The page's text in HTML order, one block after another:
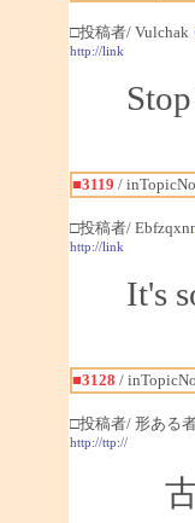
□投稿者/ Vulchak
http://link
■3119 /
□投稿者/
http://link
It's
■3128 /
□投稿者/ 形ある
http://ttp://